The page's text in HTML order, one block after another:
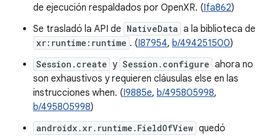
de ejecución respaldados por OpenXR. (Ifa862)
Se trasladó la API de NativeData a la biblioteca de
xr:runtime:runtime . (I87954, b/494251500)
Session.create y Session.configure ahora no
son exhaustivos y requieren cláusulas else en las
instrucciones when. (I9885e, b/495805998,
b/495805998)
androidx.xr.runtime.FieldOfView quedó